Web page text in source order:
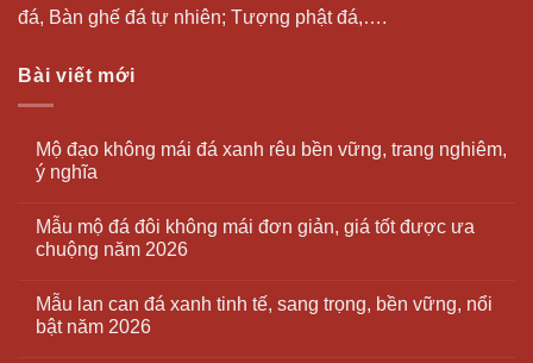
đá, Bàn ghế đá tự nhiên; Tượng phật đá,….
Bài viết mới
Mộ đạo không mái đá xanh rêu bền vững, trang nghiêm,
ý nghĩa
Mẫu mộ đá đôi không mái đơn giản, giá tốt được ưa
chuộng năm 2026
Mẫu lan can đá xanh tinh tế, sang trọng, bền vững, nổi
bật năm 2026